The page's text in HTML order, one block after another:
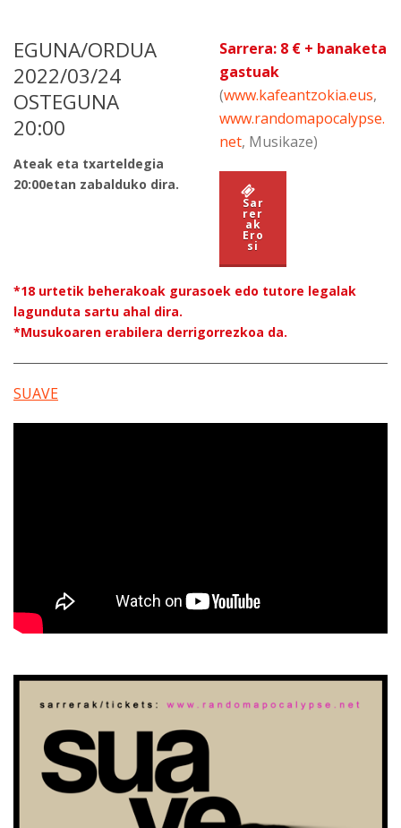
EGUNA/ORDUA
2022/03/24
OSTEGUNA
20:00
Ateak eta txarteldegia
20:00etan zabalduko dira.
Sarrera: 8 € + banaketa
gastuak
(www.kafeantzokia.eus,
www.randomapocalypse.
net, Musikaze)
Sar
rer
ak
Ero
si
*18 urtetik beherakoak gurasoek edo tutore legalak
lagunduta sartu ahal dira.
*Musukoaren erabilera derrigorrezkoa da.
SUAVE